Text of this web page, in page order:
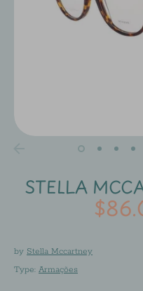
STELLA
by Stella Mccartney
Type: Armações